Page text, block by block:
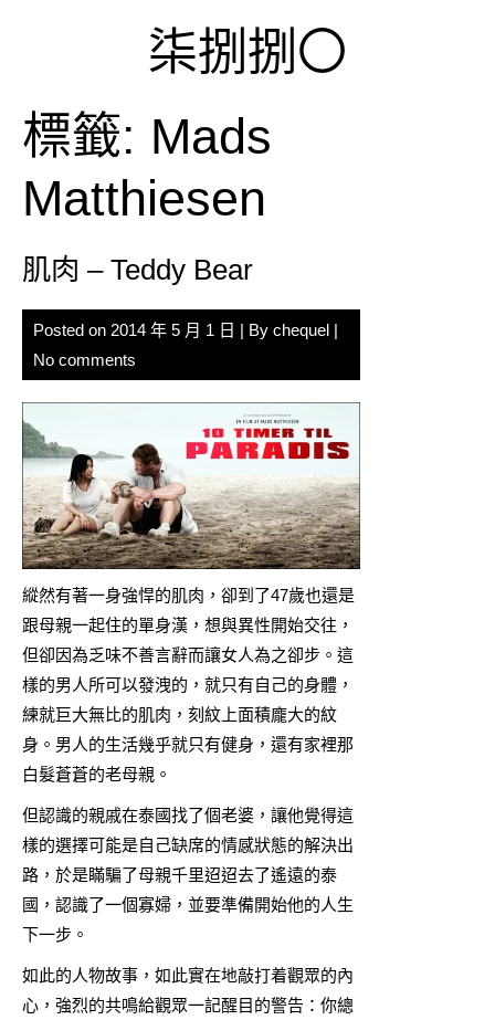
柒捌捌〇
標籤: Mads
Matthiesen
肌肉 – Teddy Bear
Posted on 2014 年 5 月 1 日 | By chequel |
No comments
縱然有著一身強悍的肌肉，卻到了47歲也還是
跟母親一起住的單身漢，想與異性開始交往，
但卻因為乏味不善言辭而讓女人為之卻步。這
樣的男人所可以發洩的，就只有自己的身體，
練就巨大無比的肌肉，刻紋上面積龐大的紋
身。男人的生活幾乎就只有健身，還有家裡那
白髮蒼蒼的老母親。
但認識的親戚在泰國找了個老婆，讓他覺得這
樣的選擇可能是自己缺席的情感狀態的解決出
路，於是瞞騙了母親千里迢迢去了遙遠的泰
國，認識了一個寡婦，並要準備開始他的人生
下一步。
如此的人物故事，如此實在地敲打着觀眾的內
心，強烈的共鳴給觀眾一記醒目的警告：你總